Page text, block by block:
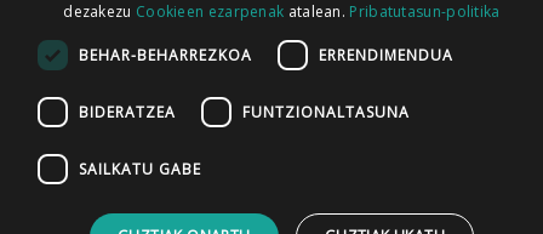
dezakezu Cookieen ezarpenak atalean. Pribatutasun-politika
BEHAR-BEHARREZKOA ERRENDIMENDUA
BIDERATZEA FUNTZIONALTASUNA
SAILKATU GABE